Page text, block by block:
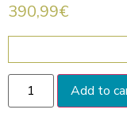
390,99€
Add to